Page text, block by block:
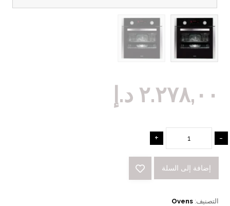
٢.٢٧٨,٠٠ د.إ
-
+
إضافة إلى السلة
التصنيف:Ovens